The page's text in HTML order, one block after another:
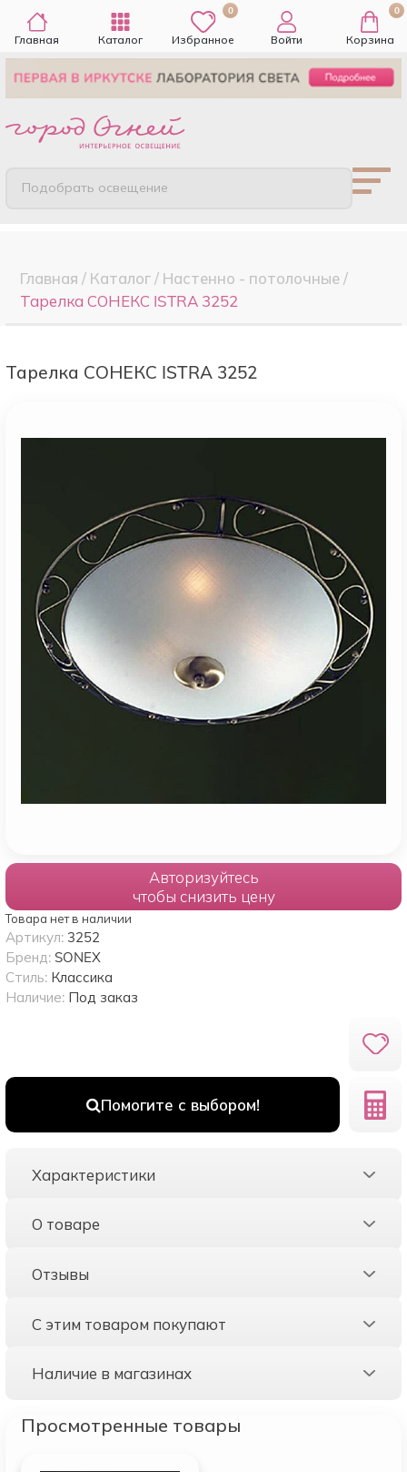
Главная Каталог
0
Избранное Войти
0
Корзина
Подобрать освещение
Главная / Каталог/ Настенно - потолочные/
Тарелка СОНЕКС ISTRA 3252
Тарелка СОНЕКС ISTRA 3252
Авторизуйтесь
чтобы снизить цену
Товара нет в наличии
Помогите с выбором!
Артикул: 3252
Бренд: SONEX
Стиль: Классика
Наличие: Под заказ
Характеристики
О товаре
Отзывы
С этим товаром покупают
Наличие в магазинах
Просмотренные товары